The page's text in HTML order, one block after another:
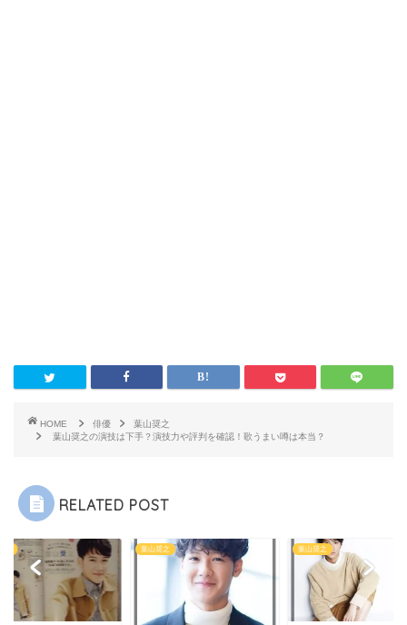
HOME 俳優
葉山奨之
葉山奨之の演技は下手？演技力や評判を確認！歌うまい噂は本当？
RELATED POST
葉山奨之 葉山奨之